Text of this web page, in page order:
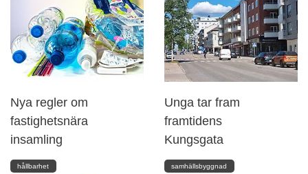
Nya regler om
fastighetsnära
insamling
hållbarhet
Unga tar fram
framtidens
Kungsgata
samhällsbyggnad